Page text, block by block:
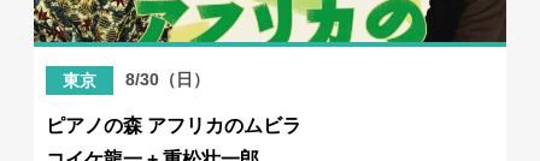
東京 8/30（日）
ピアノの森 アフリカのムビラ